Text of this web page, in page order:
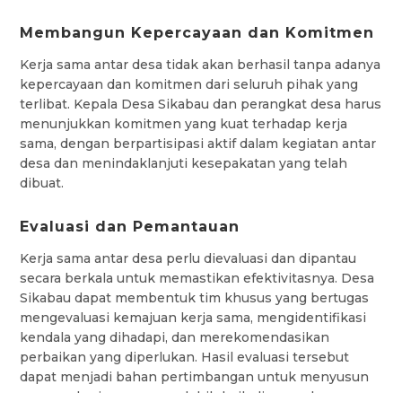
Membangun Kepercayaan dan Komitmen
Kerja sama antar desa tidak akan berhasil tanpa adanya
kepercayaan dan komitmen dari seluruh pihak yang
terlibat. Kepala Desa Sikabau dan perangkat desa harus
menunjukkan komitmen yang kuat terhadap kerja
sama, dengan berpartisipasi aktif dalam kegiatan antar
desa dan menindaklanjuti kesepakatan yang telah
dibuat.
Evaluasi dan Pemantauan
Kerja sama antar desa perlu dievaluasi dan dipantau
secara berkala untuk memastikan efektivitasnya. Desa
Sikabau dapat membentuk tim khusus yang bertugas
mengevaluasi kemajuan kerja sama, mengidentifikasi
kendala yang dihadapi, dan merekomendasikan
perbaikan yang diperlukan. Hasil evaluasi tersebut
dapat menjadi bahan pertimbangan untuk menyusun